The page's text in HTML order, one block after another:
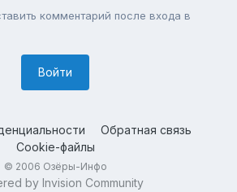
комментарий после входа в
Войти
Обратная связь
Cookie-файлы
© 2006 Озёры-Инфо
by Invision Community